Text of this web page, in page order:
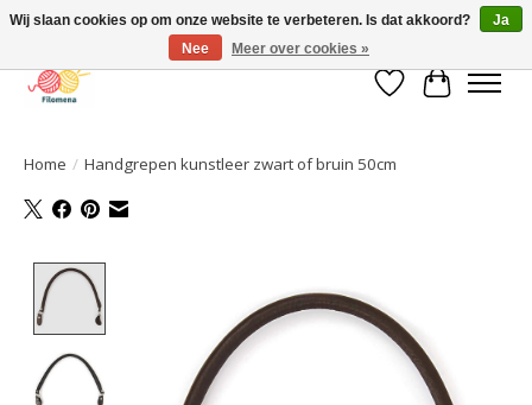
Verlanglijst
Home / Handgrepen kunstleer zwart of bruin 50cm
Wij slaan cookies op om onze website te verbeteren. Is dat akkoord?
Ja
Nee
Meer over cookies »